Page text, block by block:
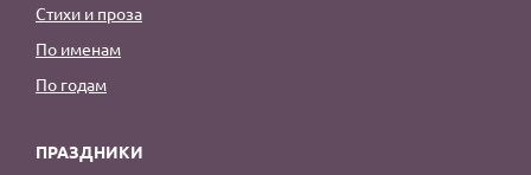
Стихи и проза
По именам
По годам
ПРАЗДНИКИ